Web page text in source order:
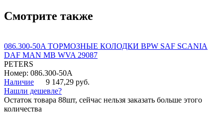
Смотрите также
086.300-50A ТОРМОЗНЫЕ КОЛОДКИ BPW SAF SCANIA
DAF MAN MB WVA 29087
PETERS
Номер: 086.300-50A
Наличие
9 147,29 руб.
Нашли дешевле?
Остаток товара 88шт, сейчас нельзя заказать больше этого
количества